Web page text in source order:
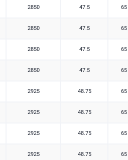
2850 47.5 65
2850 47.5 65
2850 47.5 65
2850 47.5 65
2925 48.75 65
2925 48.75 65
2925 48.75 65
2925 48.75 65